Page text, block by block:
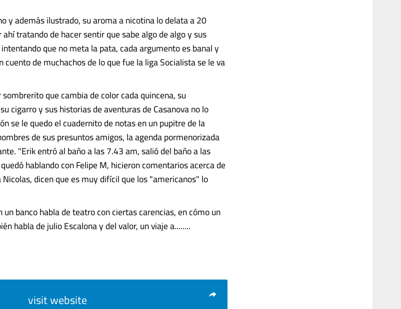
y además ilustrado, su aroma a nicotina lo delata a 20
tratando de hacer sentir que sabe algo de algo y sus
que no meta la pata, cada argumento es banal y
de muchachos de lo que fue la liga Socialista se le va
que cambia de color cada quincena, su
cigarro y sus historias de aventuras de Casanova no lo
se le quedo el cuadernito de notas en un pupitre de la
de sus presuntos amigos, la agenda pormenorizada
"Erik entró al baño a las 7.43 am, salió del baño a las
hablando con Felipe M, hicieron comentarios acerca de
dicen que es muy difícil que los "americanos" lo
banco habla de teatro con ciertas carencias, en cómo un
habla de julio Escalona y del valor, un viaje a........
visit website